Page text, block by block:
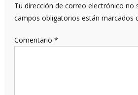
Tu dirección de correo electrónico no
campos obligatorios están marcados
Comentario *